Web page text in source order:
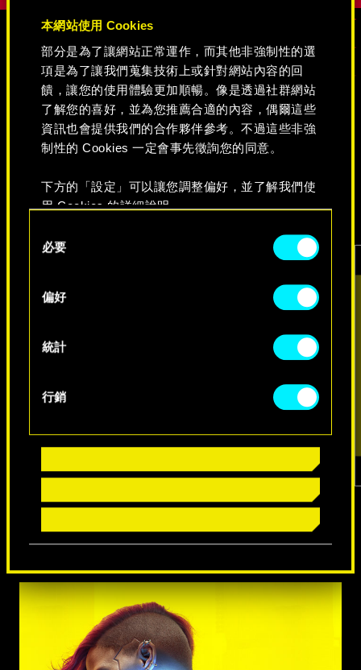
本網站使用 Cookies
部分是為了讓網站正常運作，而其他非強制性的選
項是為了讓我們蒐集技術上或針對網站內容的回
饋，讓您的使用體驗更加順暢。像是透過社群網站
了解您的喜好，並為您推薦合適的內容，偶爾這些
資訊也會提供我們的合作夥伴參考。不過這些非強
制性的 Cookies 一定會事先徵詢您的同意。
下方的「設定」可以讓您調整偏好，並了解我們使
用 Cookies 的詳細說明。
Selection
必要
偏好
統計
行銷
媒體
《電馭叛客 2077》
影片 遊戲擷圖 概念美術圖